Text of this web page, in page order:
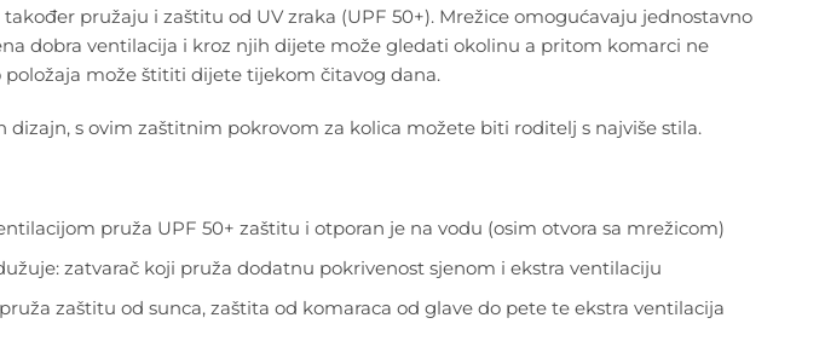
pružaju i zaštitu od UV zraka (UPF 50+). Mrežice omogućavaju jednostavno
dobra ventilacija i kroz njih dijete može gledati okolinu a pritom komarci ne
može štititi dijete tijekom čitavog dana.
s ovim zaštitnim pokrovom za kolica možete biti roditelj s najviše stila.
pruža UPF 50+ zaštitu i otporan je na vodu (osim otvora sa mrežicom)
zatvarač koji pruža dodatnu pokrivenost sjenom i ekstra ventilaciju
zaštitu od sunca, zaštita od komaraca od glave do pete te ekstra ventilacija